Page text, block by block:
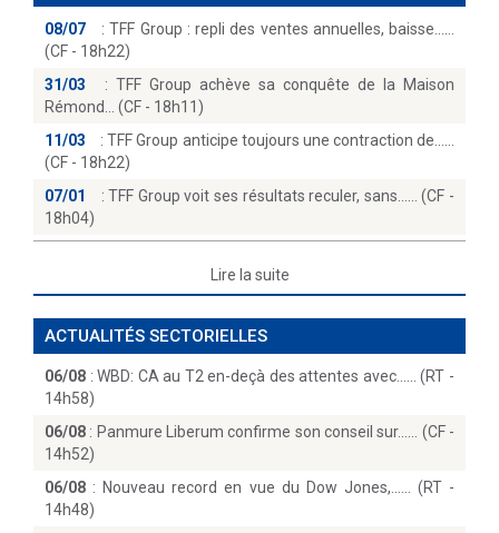
08/07 :TFF Group : repli des ventes annuelles, baisse...
(CF - 18h22)
31/03
: TFF Group achève sa conquête de la Maison
Rémond… (CF - 18h11)
11/03
:TFF Group anticipe toujours une contraction de...
(CF - 18h22)
07/01
:TFF Group voit ses résultats reculer, sans...… (CF -
18h04)
Lire la suite
ACTUALITÉS SECTORIELLES
06/08 :WBD: CA au T2 en-deçà des attentes avec...… (RT -
14h58)
06/08 : Panmure Liberum confirme son conseil sur...… (CF -
14h52)
06/08 : Nouveau record en vue du Dow Jones,...… (RT -
14h48)